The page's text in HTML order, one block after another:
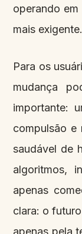
operando
mais exigente.
Para os
mudança
importante:
compulsão e
saudável de
algoritmos,
apenas
clara: o
apenas pela